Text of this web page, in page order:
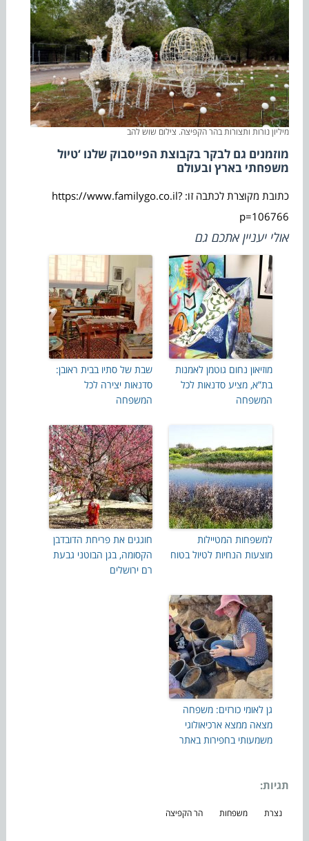
מיליון נורות ותצורות בהר הקפיצה. צילום שוש להב
מוזמנים גם לבקר בקבוצת הפייסבוק שלנו ‘טיול
משפחתי בארץ ובעולם
כתובת מקוצרת לכתבה זו: https://www.familygo.co.il?
p=106766
אולי יעניין אתכם גם
מוזיאון נחום גוטמן לאמנות
בת”א, מציע סדנאות לכל
המשפחה
שבת של סתיו בבית ראובן:
סדנאות יצירה לכל
המשפחה
למשפחות המטיילות
מוצעות הנחיות לטיול בטוח
חוגגים את פריחת הדובדבן
הקסומה, בגן הבוטני גבעת
רם ירושלים
גן לאומי כורזים: משפחה
מצאה ממצא ארכיאולוגי
משמעותי בחפירות באתר
תגיות:
נצרת משפחות הר הקפיצה